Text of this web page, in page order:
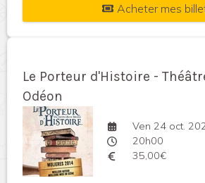
Acheter mes
Le Porteur d'Histoire -
Odéon
Ven 24 oct.
20h00
35,00€